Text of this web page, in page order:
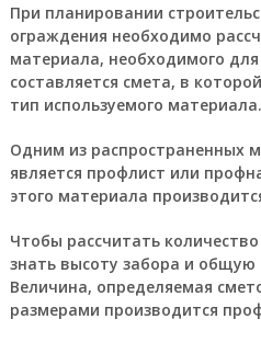
При планировании
ограждения необходимо
материала, необходимого для
составляется смета, в
тип используемого материала.
Одним из распространенных
является профлист или
этого материала
Чтобы рассчитать
знать высоту забора и общую
Величина, определяемая
размерами производится